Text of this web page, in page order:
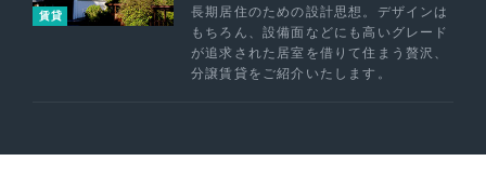
賃貸
長期居住のための設計思想。デザインは
もちろん、設備面などにも高いグレード
が追求された居室を借りて住まう贅沢、
分譲賃貸をご紹介いたします。